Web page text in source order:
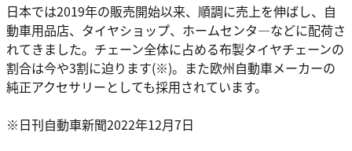
日本では2019年の販売開始以来、順調に売上を伸ばし、自
動車用品店、タイヤショップ、ホームセンタ―などに配荷さ
れてきました。チェーン全体に占める布製タイヤチェーンの
割合は今や3割に迫ります(※)。また欧州自動車メーカーの
純正アクセサリーとしても採用されています。
※日刊自動車新聞2022年12月7日